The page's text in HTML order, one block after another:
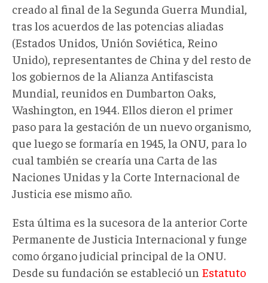
creado al final de la Segunda Guerra Mundial,
tras los acuerdos de las potencias aliadas
(Estados Unidos, Unión Soviética, Reino
Unido), representantes de China y del resto de
los gobiernos de la Alianza Antifascista
Mundial, reunidos en Dumbarton Oaks,
Washington, en 1944. Ellos dieron el primer
paso para la gestación de un nuevo organismo,
que luego se formaría en 1945, la ONU, para lo
cual también se crearía una Carta de las
Naciones Unidas y la Corte Internacional de
Justicia ese mismo año.
Esta última es la sucesora de la anterior Corte
Permanente de Justicia Internacional y funge
como órgano judicial principal de la ONU.
Desde su fundación se estableció un Estatuto